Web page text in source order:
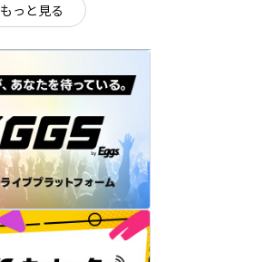
もっと見る